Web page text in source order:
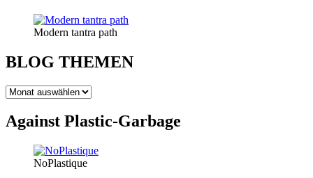
Modern tantra path
BLOG THEMEN
BLOG
Against Plastic-Garbage
NoPlastique